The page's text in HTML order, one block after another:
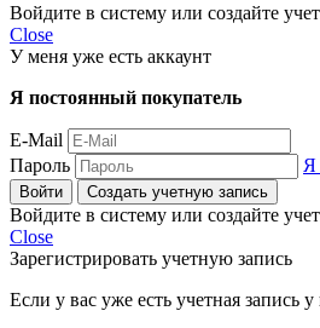
Войдите в систему или создайте
Close
У меня уже есть аккаунт
Я постоянный покупатель
E-Mail
Пароль
Я
Войти Создать учетную запись
Войдите в систему или создайте
Close
Зарегистрировать учетную запись
Если у вас уже есть учетная запись